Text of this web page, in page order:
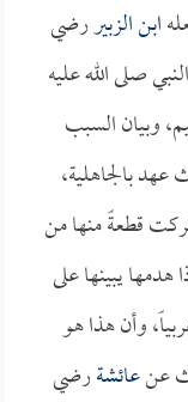
ابن الزبيررضي
صلى الله عليه
وبيان السبب
بالجاهلية،
قطعةً منها من
يبينها على
وأن هذا هو
عنعائشةرضي